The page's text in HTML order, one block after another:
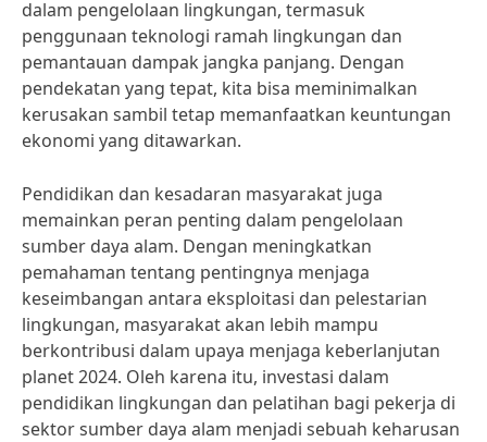
dalam pengelolaan lingkungan, termasuk
penggunaan teknologi ramah lingkungan dan
pemantauan dampak jangka panjang. Dengan
pendekatan yang tepat, kita bisa meminimalkan
kerusakan sambil tetap memanfaatkan keuntungan
ekonomi yang ditawarkan.
Pendidikan dan kesadaran masyarakat juga
memainkan peran penting dalam pengelolaan
sumber daya alam. Dengan meningkatkan
pemahaman tentang pentingnya menjaga
keseimbangan antara eksploitasi dan pelestarian
lingkungan, masyarakat akan lebih mampu
berkontribusi dalam upaya menjaga keberlanjutan
planet 2024. Oleh karena itu, investasi dalam
pendidikan lingkungan dan pelatihan bagi pekerja di
sektor sumber daya alam menjadi sebuah keharusan